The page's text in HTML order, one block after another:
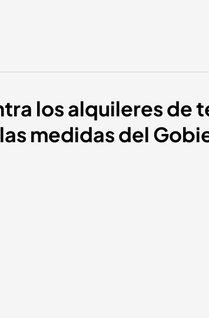
los alquileres de
medidas del